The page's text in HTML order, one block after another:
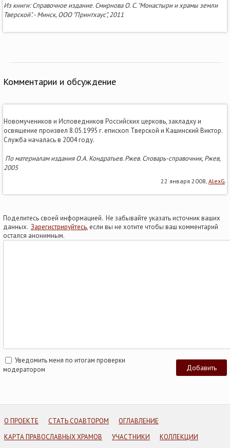
Из книги: Справочное издание. Смирнова О. С. "Монастыри и храмы земли
Тверской". - Минск, ООО "Принтхаус", 2011
Комментарии и обсуждение
Новомучеников и Исповедников Российских церковь, закладку и
освящение произвел 8.05.1995 г. епископ Тверской и Кашинский Виктор.
Служба началась в 2004 году.
По материалам издания О.А. Кондратьев. Ржев. Словарь-справочник, Ржев,
2005
22 января 2008, AlexG
Поделитесь своей информацией. Не забывайте указать источник ваших
данных. Зарегистрируйтесь, если вы не хотите чтобы ваш комментарий
остался анонимным.
Уведомить меня по итогам проверки
модератором
О ПРОЕКТЕ СТАТЬ СОАВТОРОМ
ОГЛАВЛЕНИЕ
КАРТА ПРАВОСЛАВНЫХ ХРАМОВ
УЧАСТНИКИ КОЛЛЕКЦИИ